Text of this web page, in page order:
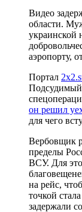
Видео
области.
украинской
аэропорту,
Портал
он решил
для чего
Вербовщик
пределы
ВСУ. Для
на рейс,
точкой
задержали